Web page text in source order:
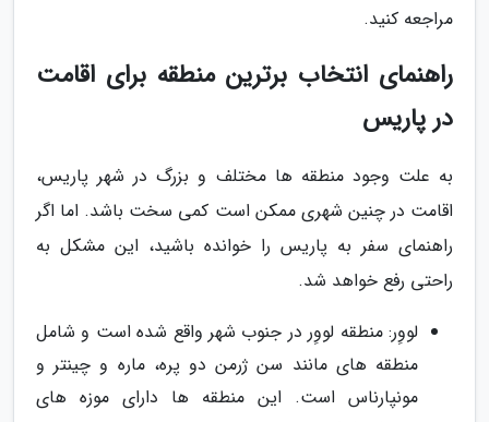
مراجعه کنید.
راهنمای انتخاب برترین منطقه برای اقامت
در پاریس
به علت وجود منطقه ها مختلف و بزرگ در شهر پاریس،
اقامت در چنین شهری ممکن است کمی سخت باشد. اما اگر
راهنمای سفر به پاریس را خوانده باشید، این مشکل به
راحتی رفع خواهد شد.
لووِر: منطقه لووِر در جنوب شهر واقع شده است و شامل
منطقه های مانند سن ژرمن دو پره، ماره و چینتر و
مونپارناس است. این منطقه ها دارای موزه های